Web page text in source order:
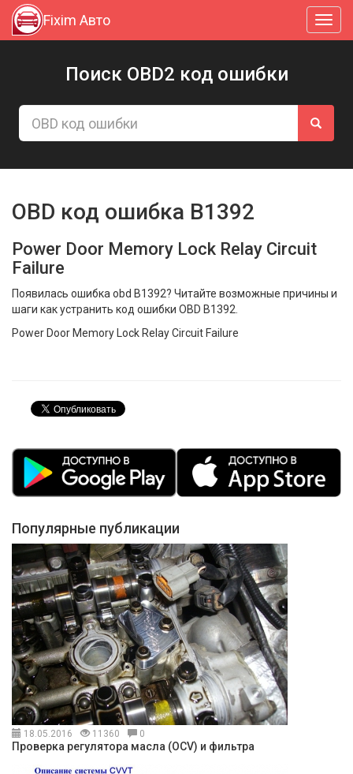
Fixim Авто
Поиск OBD2 код ошибки
OBD код ошибка B1392
Power Door Memory Lock Relay Circuit
Failure
Появилась ошибка obd B1392? Читайте возможные причины и
шаги как устранить код ошибки OBD B1392.
Power Door Memory Lock Relay Circuit Failure
Популярные публикации
18.05.2016 11360 0
Проверка регулятора масла (OCV) и фильтра